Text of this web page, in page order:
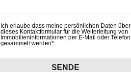
Ich erlaube dass meine persönlichen Daten über
dieses Kontaktformular für die Weiterleitung von
Immobilieninformationen per E-Mail oder Telefon
gesammelt werden*
SENDE